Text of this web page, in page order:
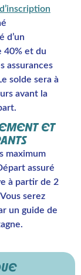
d’un
40% et du
assurances
solde sera à
avant la
ET
maximum
assuré
à partir de 2
serez
un guide de